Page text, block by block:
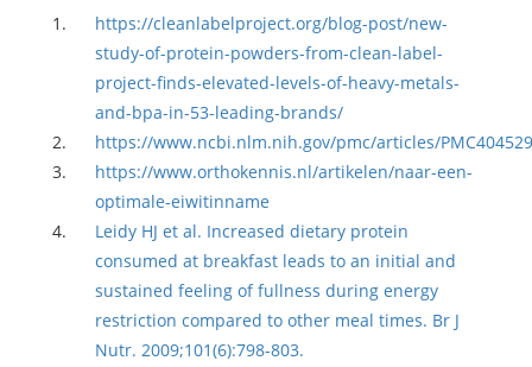
https://cleanlabelproject.org/blog-post/new-
study-of-protein-powders-from-clean-label-
project-finds-elevated-levels-of-heavy-metals-
and-bpa-in-53-leading-brands/
https://www.ncbi.nlm.nih.gov/pmc/articles/
https://www.orthokennis.nl/artikelen/naar-een-
optimale-eiwitinname
Leidy HJ et al. Increased dietary protein
consumed at breakfast leads to an initial and
sustained feeling of fullness during energy
restriction compared to other meal times. Br J
Nutr. 2009;101(6):798-803.